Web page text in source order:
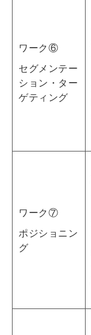
ワーク⑥
セグメンテー
ション・ター
ゲティング
ワーク⑦
ポジショニン
グ